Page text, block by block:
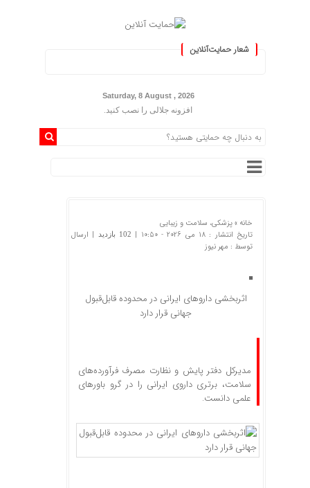
شعار حمایت‌آنلاین
Saturday, 8 August , 2026
افزونه جلالی را نصب کنید.
خانه »پزشکی، سلامت و زیبایی
تاریخ انتشار : 18 می 2026 - 10:50 |
102 بازدید
| ارسال
توسط : مهر نیوز
اثربخشی داروهای ایرانی در محدوده قابل‌قبول
جهانی قرار دارد
مدیرکل دفتر پایش و نظارت مصرف فرآورده‌های
سلامت، برتری داروی ایرانی را در گرو باورهای
علمی دانست.